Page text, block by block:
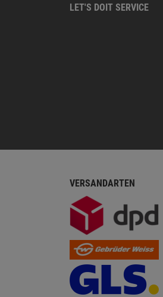
LET'S DOIT SERVICE
VERSANDARTEN